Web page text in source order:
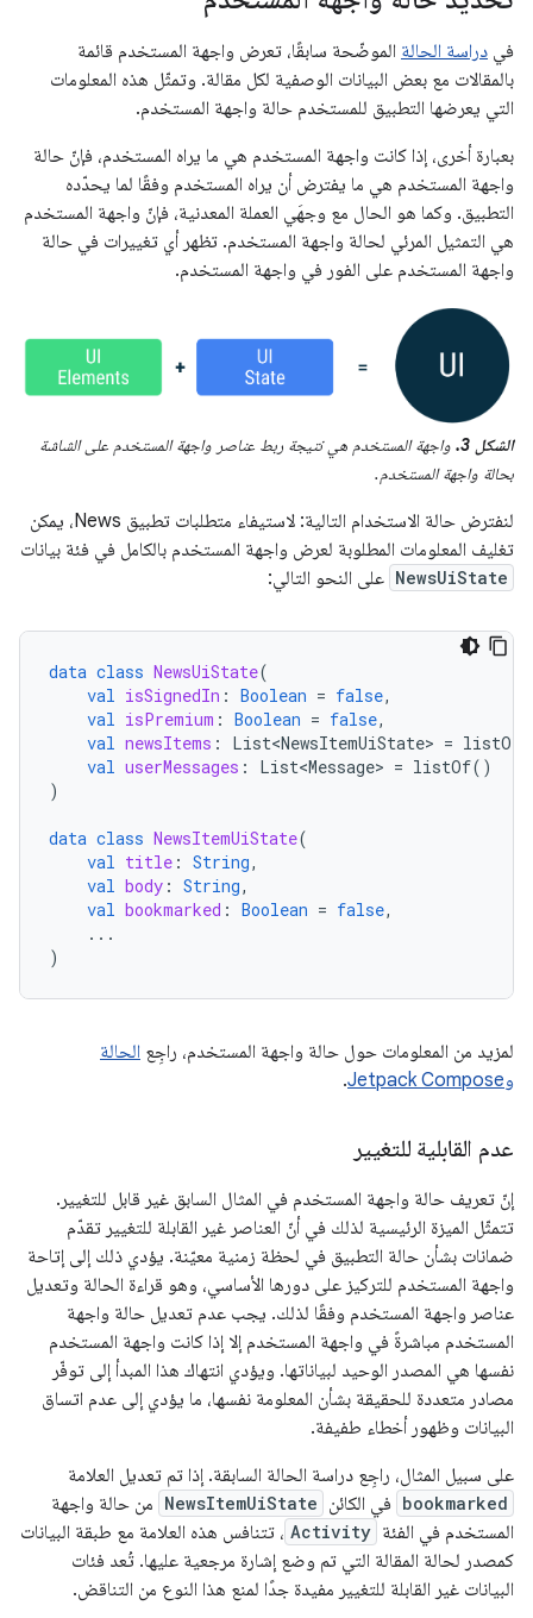
في دراسة الحالة الموضّحة سابقًا، تعرض واجهة المستخدم قائمة
بالمقالات مع بعض البيانات الوصفية لكل مقالة. وتمثّل هذه المعلومات
التي يعرضها التطبيق للمستخدم حالة واجهة المستخدم.
بعبارة أخرى، إذا كانت واجهة المستخدم هي ما يراه المستخدم، فإنّ حالة
واجهة المستخدم هي ما يفترض أن يراه المستخدم وفقًا لما يحدّده
التطبيق. وكما هو الحال مع وجهَي العملة المعدنية، فإنّ واجهة المستخدم
هي التمثيل المرئي لحالة واجهة المستخدم. تظهر أي تغييرات في حالة
واجهة المستخدم على الفور في واجهة المستخدم.
الشكل 3.
واجهة المستخدم هي نتيجة ربط عناصر واجهة المستخدم على الشاشة
بحالة واجهة المستخدم.
لنفترض حالة الاستخدام التالية: لاستيفاء متطلبات تطبيق News، يمكن
تغليف المعلومات المطلوبة لعرض واجهة المستخدم بالكامل في فئة بيانات
NewsUiState على النحو التالي:
data class NewsUiState(
val isSignedIn : Boolean = false,
val isPremium : Boolean = false,
val newsItems : List<NewsItemUiState> = listOf
val userMessages : List<Message> = listOf()
)
data class NewsItemUiState(
val title : String,
val body : String,
val bookmarked : Boolean = false,
...
)
لمزيد من المعلومات حول حالة واجهة المستخدم، راجِع الحالة
وJetpack Compose
.
عدم القابلية للتغيير
إنّ تعريف حالة واجهة المستخدم في المثال السابق غير قابل للتغيير.
تتمثّل الميزة الرئيسية لذلك في أنّ العناصر غير القابلة للتغيير تقدّم
ضمانات بشأن حالة التطبيق في لحظة زمنية معيّنة. يؤدي ذلك إلى إتاحة
واجهة المستخدم للتركيز على دورها الأساسي، وهو قراءة الحالة وتعديل
عناصر واجهة المستخدم وفقًا لذلك. يجب عدم تعديل حالة واجهة
المستخدم مباشرةً في واجهة المستخدم إلا إذا كانت واجهة المستخدم
نفسها هي المصدر الوحيد لبياناتها. ويؤدي انتهاك هذا المبدأ إلى توفّر
مصادر متعددة للحقيقة بشأن المعلومة نفسها، ما يؤدي إلى عدم اتساق
البيانات وظهور أخطاء طفيفة.
على سبيل المثال، راجِع دراسة الحالة السابقة. إذا تم تعديل العلامة
bookmarked في الكائن NewsItemUiState من حالة واجهة
المستخدم في الفئة Activity ، تتنافس هذه العلامة مع طبقة البيانات
كمصدر لحالة المقالة التي تم وضع إشارة مرجعية عليها. تُعد فئات
البيانات غير القابلة للتغيير مفيدة جدًا لمنع هذا النوع من التناقض.